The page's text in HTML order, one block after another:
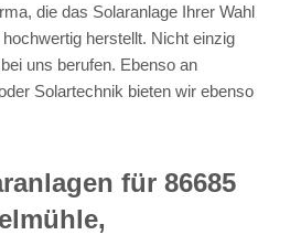
die das Solaranlage Ihrer Wahl
herstellt. Nicht einzig
uns berufen. Ebenso an
Solartechnik bieten wir ebenso
für 86685